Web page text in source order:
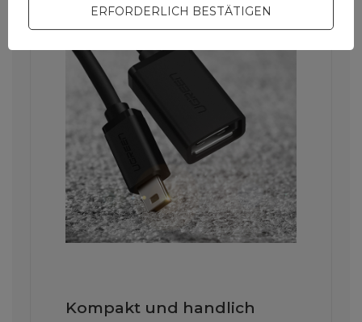
Kompakt und handlich
ERFORDERLICH BESTÄTIGEN